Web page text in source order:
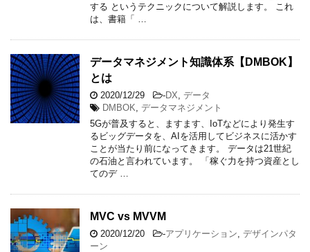
する というテクニックについて解説します。 これ
は、書籍「 …
データマネジメント知識体系【DMBOK】
とは
2020/12/29 -DX データ
DMBOK データマネジメント
5Gが普及すると、ますます、IoTなどにより発生す
るビッグデータを、AIを活用してビジネスに活かす
ことが当たり前になってきます。 データは21世紀
の石油と言われています。 「稼ぐ力を持つ資産とし
てのデ …
MVC vs MVVM
2020/12/20 -アプリケーション デザインパタ
ーン